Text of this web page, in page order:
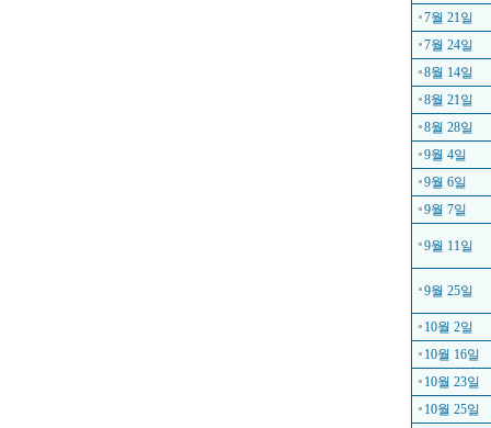
7월 21일
7월 24일
8월 14일
8월 21일
8월 28일
9월 4일
9월 6일
9월 7일
9월 11일
9월 25일
10월 2일
10월 16일
10월 23일
10월 25일